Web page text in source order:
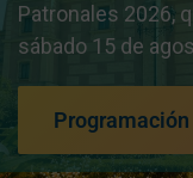
Patronales 2026,
sábado 15 de
Programación